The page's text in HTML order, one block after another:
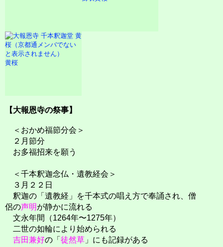
黄桜
【大報恩寺の祭事】
＜おかめ福節分会＞
２月節分
お多福招来を願う
＜千本釈迦念仏・遺教経会＞
３月２２日
釈迦の「遺教経」を千本式の唱え方で奉誦され、僧
侶の声明が静かに流れる
文永年間（1264年〜1275年）
二世の如輪により始められる
吉田兼好の「 徒然草 」にも記録がある